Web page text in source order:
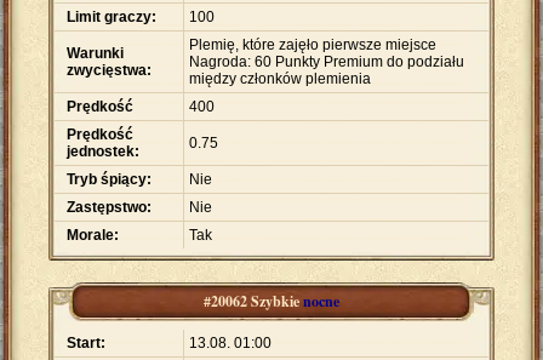
Limit graczy:
100
Warunki
zwycięstwa:
Plemię, które zajęło pierwsze miejsce
Nagroda: 60 Punkty Premium do podziału
między członków plemienia
Prędkość
400
Prędkość
jednostek:
0.75
Tryb śpiący:
Nie
Zastępstwo:
Nie
Morale:
Tak
#20062 Szybkienocne
Start:
13.08. 01:00